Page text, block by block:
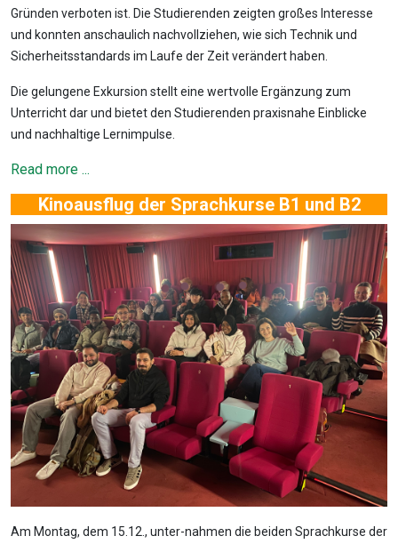
Gründen verboten ist. Die Studierenden zeigten großes Interesse
und konnten anschaulich nachvollziehen, wie sich Technik und
Sicherheitsstandards im Laufe der Zeit verändert haben.
Die gelungene Exkursion stellt eine wertvolle Ergänzung zum
Unterricht dar und bietet den Studierenden praxisnahe Einblicke
und nachhaltige Lernimpulse.
Read more ...
Kinoausflug der Sprachkurse B1 und B2
Am Montag, dem 15.12., unter-nahmen die beiden Sprachkurse der